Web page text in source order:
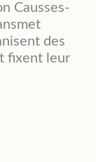
Causses-
des
fixent leur